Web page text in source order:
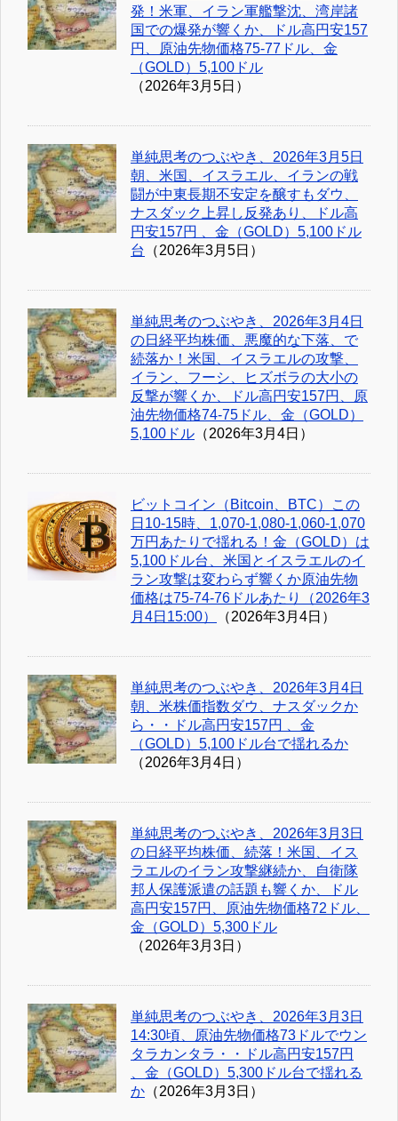
発！米軍、イラン軍艦撃沈、湾岸諸
国での爆発が響くか、ドル高円安157
円、原油先物価格75-77ドル、金
（GOLD）5,100ドル
（2026年3月5日）
単純思考のつぶやき、2026年3月5日
朝、米国、イスラエル、イランの戦
闘が中東長期不安定を醸すもダウ、
ナスダック上昇し反発あり、ドル高
円安157円 、金（GOLD）5,100ドル
台
（2026年3月5日）
単純思考のつぶやき、2026年3月4日
の日経平均株価、悪魔的な下落、で
続落か！米国、イスラエルの攻撃、
イラン、フーシ、ヒズボラの大小の
反撃が響くか、ドル高円安157円、原
油先物価格74-75ドル、金（GOLD）
5,100ドル （2026年3月4日）
ビットコイン（Bitcoin、BTC）この
日10-15時、1,070-1,080-1,060-1,070
万円あたりで揺れる！金（GOLD）は
5,100ドル台、米国とイスラエルのイ
ラン攻撃は変わらず響くか原油先物
価格は75-74-76ドルあたり（2026年3
月4日15:00）
（2026年3月4日）
単純思考のつぶやき、2026年3月4日
朝、米株価指数ダウ、ナスダックか
ら・・ドル高円安157円 、金
（GOLD）5,100ドル台で揺れるか
（2026年3月4日）
単純思考のつぶやき、2026年3月3日
の日経平均株価、続落！米国、イス
ラエルのイラン攻撃継続か、自衛隊
邦人保護派遣の話題も響くか、ドル
高円安157円、原油先物価格72ドル、
金（GOLD）5,300ドル
（2026年3月3日）
単純思考のつぶやき、2026年3月3日
14:30頃、原油先物価格73ドルでウン
タラカンタラ・・ドル高円安157円
、金（GOLD）5,300ドル台で揺れる
か （2026年3月3日）